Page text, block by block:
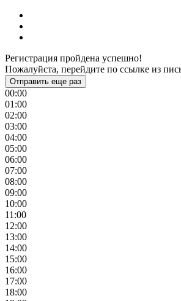
Регистрация пройдена успешно!
Пожалуйста, перейдите по ссылке из
Отправить еще раз
00:00
01:00
02:00
03:00
04:00
05:00
06:00
07:00
08:00
09:00
10:00
11:00
12:00
13:00
14:00
15:00
16:00
17:00
18:00